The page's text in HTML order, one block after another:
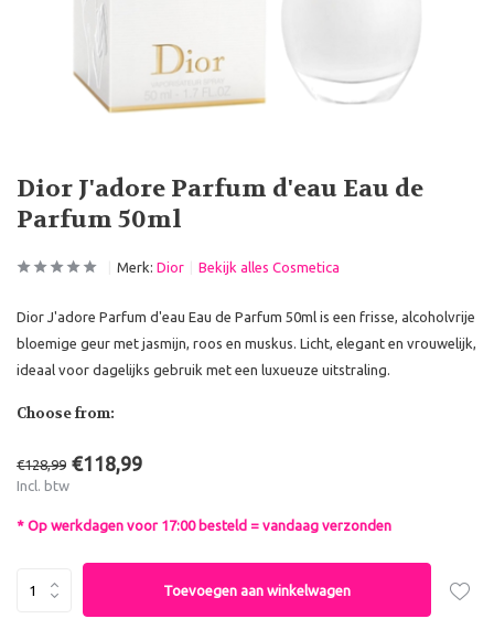
Dior J'adore Parfum d'eau Eau de
Parfum 50ml
Merk: Dior Bekijk alles Cosmetica
Dior J'adore Parfum d'eau Eau de Parfum 50ml is een frisse, alcoholvrije
bloemige geur met jasmijn, roos en muskus. Licht, elegant en vrouwelijk,
ideaal voor dagelijks gebruik met een luxueuze uitstraling.
Choose from:
€128,99 €118,99
Incl. btw
* Op werkdagen voor 17:00 besteld = vandaag verzonden
Toevoegen aan winkelwagen